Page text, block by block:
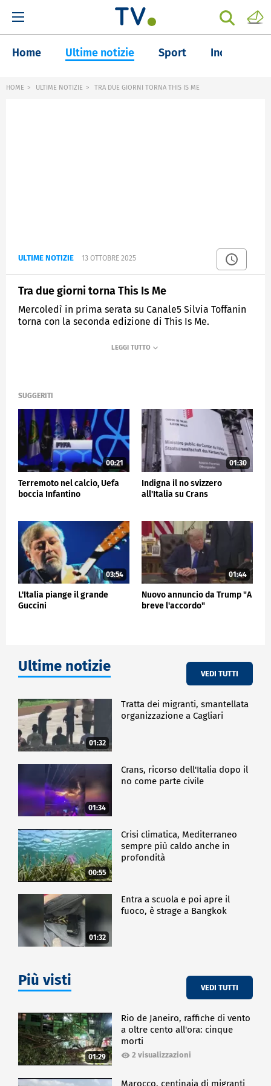
Home Ultime notizie Sport Inchieste
HOME ULTIME NOTIZIE TRA DUE GIORNI TORNA THIS IS ME
ULTIME NOTIZIE 13 OTTOBRE 2025
Tra due giorni torna This Is Me
Mercoledì in prima serata su Canale5 Silvia Toffanin
torna con la seconda edizione di This Is Me.
SUGGERITI
00:21
Terremoto nel calcio, Uefa
boccia Infantino
01:30
Indigna il no svizzero
all'Italia su Crans
03:54
L'Italia piange il grande
Guccini
01:44
Nuovo annuncio da Trump "A
breve l'accordo"
Ultime notizie VEDI TUTTI
01:32
Tratta dei migranti, smantellata
organizzazione a Cagliari
01:34
Crans, ricorso dell'Italia dopo il
no come parte civile
00:55
Crisi climatica, Mediterraneo
sempre più caldo anche in
profondità
01:32
Entra a scuola e poi apre il
fuoco, è strage a Bangkok
Più visti VEDI TUTTI
01:29
Rio de Janeiro, raffiche di vento
a oltre cento all'ora: cinque
morti
2 visualizzazioni
Marocco, centinaia di migranti